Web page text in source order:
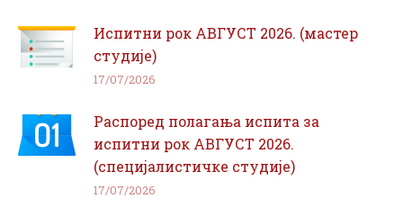
Испитни рок АВГУСТ 2026. (мастер
студије)
17/07/2026
Распоред полагања испита за
испитни рок АВГУСТ 2026.
(специјалистичке студије)
17/07/2026